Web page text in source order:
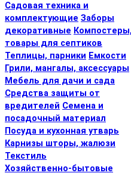
Садовая техника и
комплектующие Заборы
декоративные Компостеры,
товары для септиков
Теплицы, парники Емкости
Грили, мангалы, аксессуары
Мебель для дачи и сада
Средства защиты от
вредителей Семена и
посадочный материал
Посуда и кухонная утварь
Карнизы шторы, жалюзи
Текстиль
Хозяйственно-бытовые